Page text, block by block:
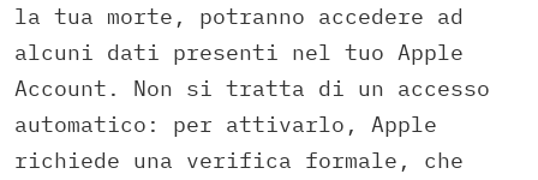
la tua morte, potranno accedere ad
alcuni dati presenti nel tuo Apple
Account. Non si tratta di un accesso
automatico: per attivarlo, Apple
richiede una verifica formale, che